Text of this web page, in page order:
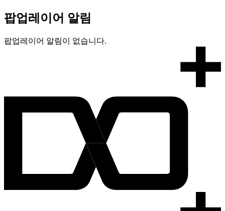
팝업레이어 알림
팝업레이어 알림이 없습니다.